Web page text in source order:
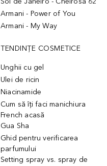
Armani - Power of You
Armani - My Way
TENDINȚE COSMETICE
Unghii cu gel
Ulei de ricin
Niacinamide
Cum să îți faci manichiura
French acasă
Gua Sha
Ghid pentru verificarea
parfumului
Setting spray vs. spray de